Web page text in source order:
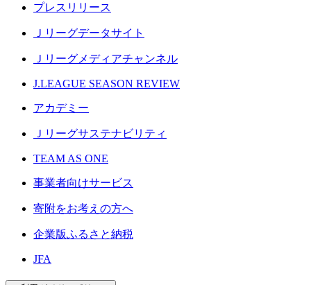
プレスリリース
Ｊリーグデータサイト
Ｊリーグメディアチャンネル
J.LEAGUE SEASON REVIEW
アカデミー
Ｊリーグサステナビリティ
TEAM AS ONE
事業者向けサービス
寄附をお考えの方へ
企業版ふるさと納税
JFA